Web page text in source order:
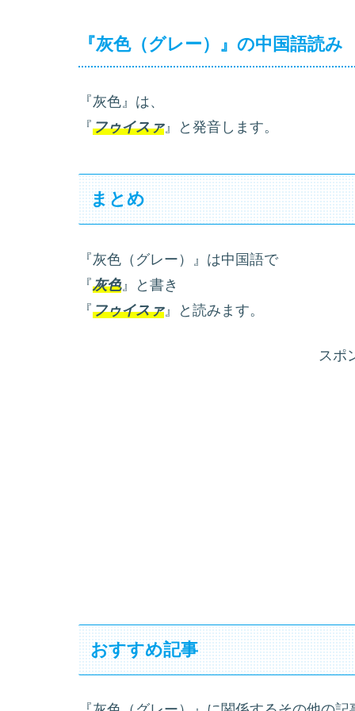
『灰色（グレー）』の中国語読み
『灰色』は、
『フゥイスァ』と発音します。
まとめ
『灰色（グレー）』は中国語で
『灰色』と書き
『フゥイスァ』と読みます。
スポ
おすすめ記事